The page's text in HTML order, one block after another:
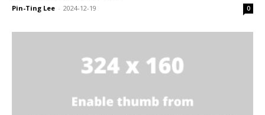
Pin-Ting Lee - 2024-12-19 0